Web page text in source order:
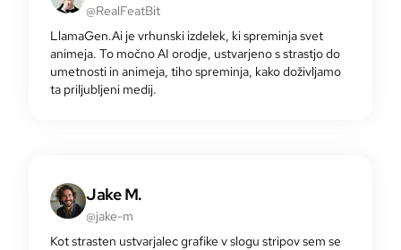
@RealFeatBit
LlamaGen.Ai je vrhunski izdelek, ki spreminja svet
animeja. To močno AI orodje, ustvarjeno s strastjo do
umetnosti in animeja, tiho spreminja, kako doživljamo
ta priljubljeni medij.
Jake M.
@jake-m
Kot strasten ustvarjalec grafike v slogu stripov sem se